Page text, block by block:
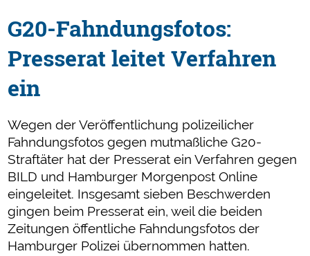
G20-Fahndungsfotos:
Presserat leitet Verfahren
ein
Wegen der Veröffentlichung polizeilicher
Fahndungsfotos gegen mutmaßliche G20-
Straftäter hat der Presserat ein Verfahren gegen
BILD und Hamburger Morgenpost Online
eingeleitet. Insgesamt sieben Beschwerden
gingen beim Presserat ein, weil die beiden
Zeitungen öffentliche Fahndungsfotos der
Hamburger Polizei übernommen hatten.